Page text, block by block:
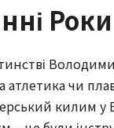
атлетика чи
килим у